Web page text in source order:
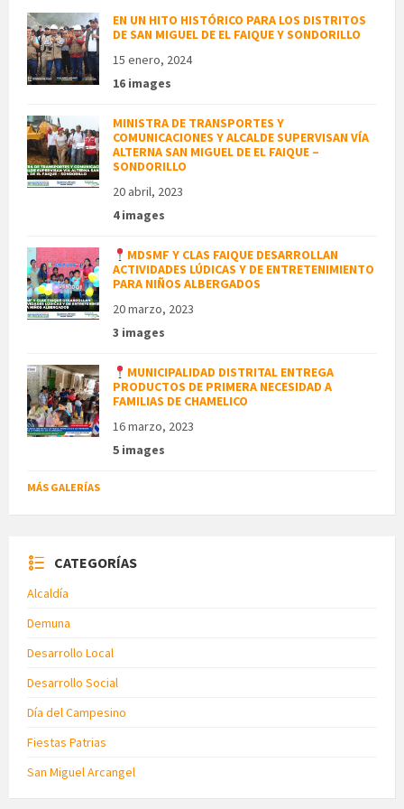
EN UN HITO HISTÓRICO PARA LOS DISTRITOS
DE SAN MIGUEL DE EL FAIQUE Y SONDORILLO
15 enero, 2024
16 images
MINISTRA DE TRANSPORTES Y
COMUNICACIONES Y ALCALDE SUPERVISAN VÍA
ALTERNA SAN MIGUEL DE EL FAIQUE –
SONDORILLO
20 abril, 2023
4 images
MDSMF Y CLAS FAIQUE DESARROLLAN
ACTIVIDADES LÚDICAS Y DE ENTRETENIMIENTO
PARA NIÑOS ALBERGADOS
20 marzo, 2023
3 images
MUNICIPALIDAD DISTRITAL ENTREGA
PRODUCTOS DE PRIMERA NECESIDAD A
FAMILIAS DE CHAMELICO
16 marzo, 2023
5 images
MÁS GALERÍAS
CATEGORÍAS
Alcaldía
Demuna
Desarrollo Local
Desarrollo Social
Día del Campesino
Fiestas Patrias
San Miguel Arcangel